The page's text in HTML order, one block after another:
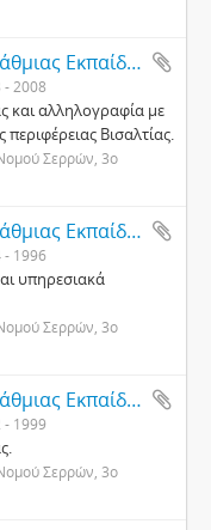
Αρχείο 3ου Γραφείου Πρωτοβάθμιας Εκπαίδευσης Νομού Σερρών
- 2008
και αλληλογραφία με
Βισαλτίας.
Σερρών, 3ο
Αρχείο 3ου Γραφείου Πρωτοβάθμιας Εκπαίδευσης Νομού Σερρών
- 1996
υπηρεσιακά
Σερρών, 3ο
Αρχείο 3ου Γραφείου Πρωτοβάθμιας Εκπαίδευσης Νομού Σερρών
- 1999
Σερρών, 3ο